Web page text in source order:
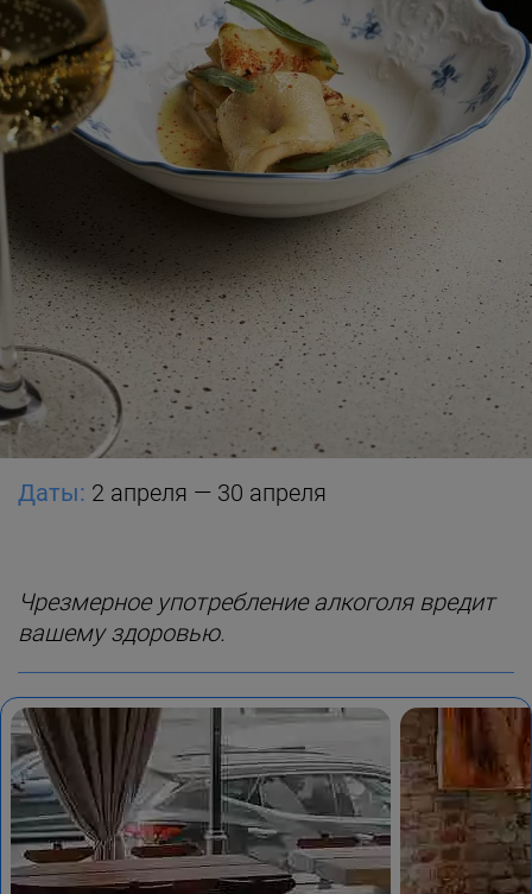
Даты: 2 апреля — 30 апреля
Чрезмерное употребление алкоголя вредит
вашему здоровью.